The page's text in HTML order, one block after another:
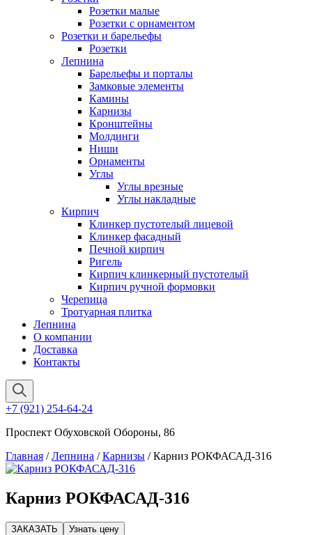
Розетки малые
Розетки с орнаментом
Розетки и барельефы
Розетки
Лепнина
Барельефы и порталы
Замковые элементы
Камины
Карнизы
Кронштейны
Молдинги
Ниши
Орнаменты
Углы
Углы врезные
Углы накладные
Кирпич
Клинкер пустотелый лицевой
Клинкер фасадный
Печной кирпич
Ригель
Кирпич клинкерный пустотелый
Кирпич ручной формовки
Черепица
Тротуарная плитка
Лепнина
О компании
Доставка
Контакты
+7 (921) 254-64-24
Проспект Обуховской Обороны, 86
Главная /Лепнина /Карнизы / Карниз РОКФАСАД-316
Карниз РОКФАСАД-316
ЗАКАЗАТЬ Узнать цену